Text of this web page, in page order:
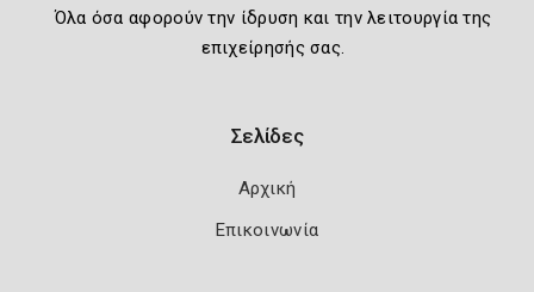
Όλα όσα αφορούν την ίδρυση και την λειτουργία της
επιχείρησής σας.
Σελίδες
Αρχική
Επικοινωνία